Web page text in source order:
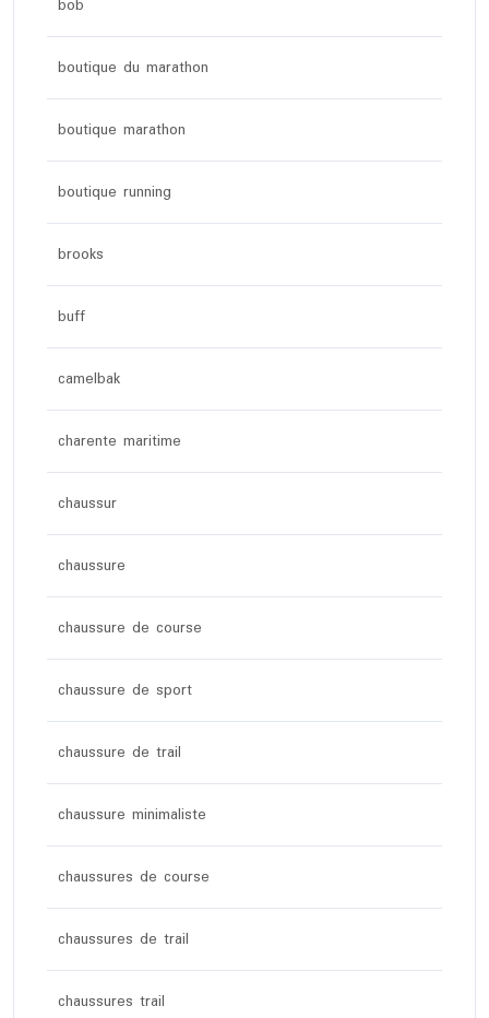
bob
boutique du marathon
boutique marathon
boutique running
brooks
buff
camelbak
charente maritime
chaussur
chaussure
chaussure de course
chaussure de sport
chaussure de trail
chaussure minimaliste
chaussures de course
chaussures de trail
chaussures trail